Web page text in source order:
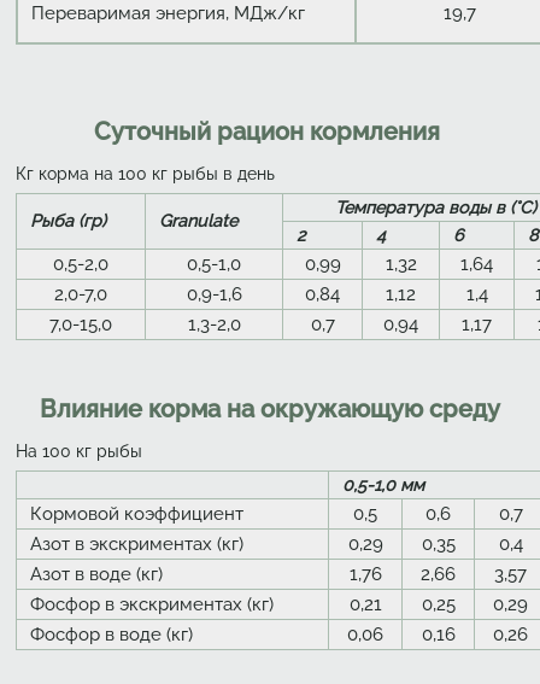
Переваримая энергия, МДж/кг 19,7
Суточный рацион кормления
Кг корма на 100 кг рыбы в день
Рыба (гр) Granulate
Температура воды в
2
4 6 8
0,5-2,0 0,5-1,0 0,99 1,32 1,64
2,0-7,0
0,9-1,6 0,84 1,12 1,4
7,0-15,0
1,3-2,0 0,7 0,94 1,17
Влияние корма на окружающую среду
На 100 кг рыбы
0,5-1,0 мм
Кормовой коэффициент 0,5 0,6
0,7
Азот в экскриментах (кг)
0,29 0,35
0,4
Азот в воде (кг)
1,76 2,66
3,57
Фосфор в экскриментах (кг)
0,21 0,25
0,29
Фосфор в воде (кг)
0,06 0,16 0,26